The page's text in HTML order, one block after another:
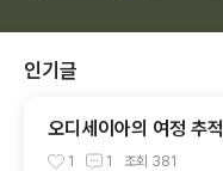
인기글
오디세이아의 여정 추적
1 1 조회 381